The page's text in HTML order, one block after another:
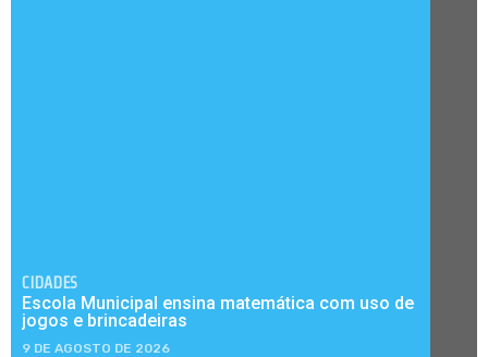
CIDADES
Escola Municipal ensina matemática com uso de
jogos e brincadeiras
9 DE AGOSTO DE 2026